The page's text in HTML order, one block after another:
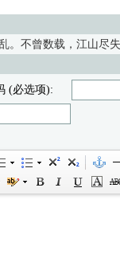
。不曾数载，江山尽
(必选项):